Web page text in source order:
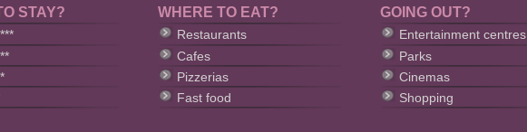
STAY? WHERE TO EAT?
Restaurants
Cafes
Pizzerias
Fast food
GOING OUT?
Entertainment centres
Parks
Cinemas
Shopping